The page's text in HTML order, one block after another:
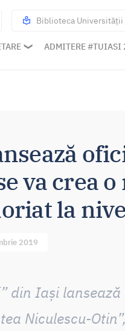
Biblioteca Universității
ADMITERE #TUIASI
va crea o
la
2019
din Iași
Niculescu-